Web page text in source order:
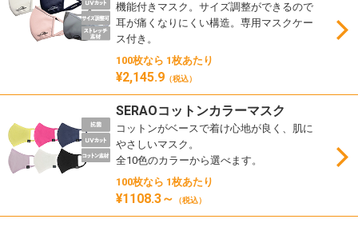
機能付きマスク。サイズ調整ができるので
耳が痛くなりにくい構造。専用マスクケー
ス付き。
100枚なら 1枚あたり
¥2,145.9 （税込）
SERAOコットンカラーマスク
コットンがベースで着け心地が良く、肌に
やさしいマスク。
全10色のカラーから選べます。
100枚なら 1枚あたり
¥1108.3～ （税込）